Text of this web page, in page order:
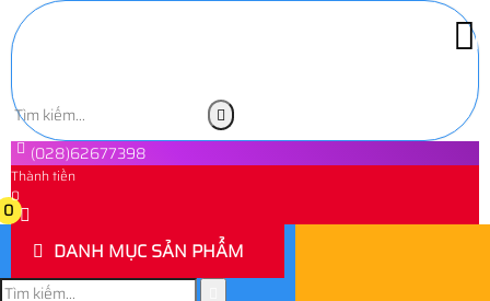
(028)62677398
Thành tiền
0
0
DANH MỤC SẢN PHẨM